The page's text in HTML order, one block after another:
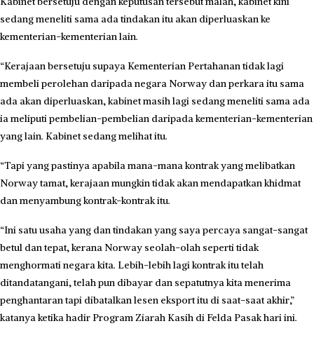
sedang meneliti sama ada tindakan itu akan diperluaskan ke
kementerian-kementerian lain.
“Kerajaan bersetuju supaya Kementerian Pertahanan tidak lagi
membeli perolehan daripada negara Norway dan perkara itu sama
ada akan diperluaskan, kabinet masih lagi sedang meneliti sama ada
ia meliputi pembelian-pembelian daripada kementerian-kementerian
yang lain. Kabinet sedang melihat itu.
“Tapi yang pastinya apabila mana-mana kontrak yang melibatkan
Norway tamat, kerajaan mungkin tidak akan mendapatkan khidmat
dan menyambung kontrak-kontrak itu.
“Ini satu usaha yang dan tindakan yang saya percaya sangat-sangat
betul dan tepat, kerana Norway seolah-olah seperti tidak
menghormati negara kita. Lebih-lebih lagi kontrak itu telah
ditandatangani, telah pun dibayar dan sepatutnya kita menerima
penghantaran tapi dibatalkan lesen eksport itu di saat-saat akhir,”
katanya ketika hadir Program Ziarah Kasih di Felda Pasak hari ini.